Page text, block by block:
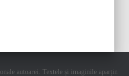
autoarei. Textele și imaginile aparțin